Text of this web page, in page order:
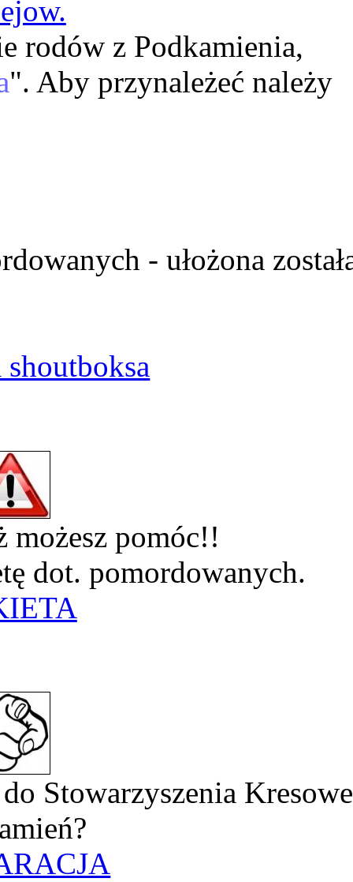
rodów z Podkamienia,
". Aby przynależeć należy
- ułożona
możesz pomóc!!
dot. pomordowanych.
Stowarzyszenia